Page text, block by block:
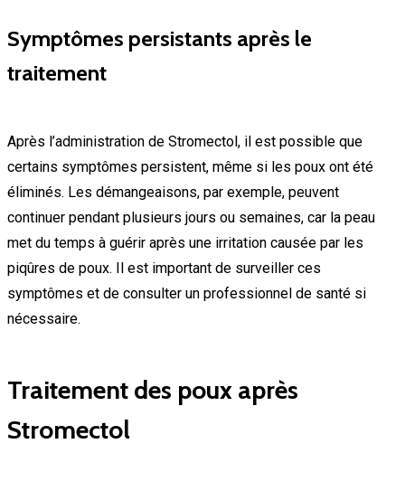
Symptômes persistants après le
traitement
Après l’administration de Stromectol, il est possible que
certains symptômes persistent, même si les poux ont été
éliminés. Les démangeaisons, par exemple, peuvent
continuer pendant plusieurs jours ou semaines, car la peau
met du temps à guérir après une irritation causée par les
piqûres de poux. Il est important de surveiller ces
symptômes et de consulter un professionnel de santé si
nécessaire.
Traitement des poux après
Stromectol